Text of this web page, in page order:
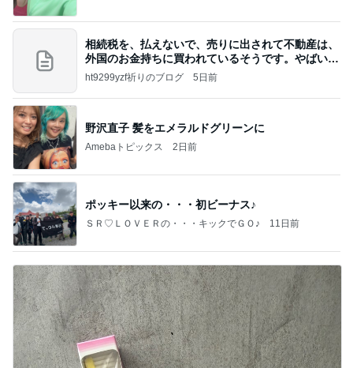
相続税を、払えないで、売りに出されて不動産は、
外国のお金持ちに買われているそうです。やばいで
すよ
ht9299yzf祈りのブログ 5日前
野沢直子 髪をエメラルドグリーンに
Amebaトピックス 2日前
ポッキー以来の・・・初ビーナス♪
ＳＲ♡ＬＯＶＥＲの・・・キックでＧＯ♪ 11日前